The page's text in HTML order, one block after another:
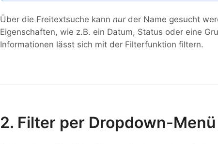
Über die Freitextsuche kann nur der Name gesucht
Eigenschaften, wie z.B. ein Datum, Status oder eine
Informationen lässt sich mit der Filterfunktion filtern.
2. Filter per Dropdown-